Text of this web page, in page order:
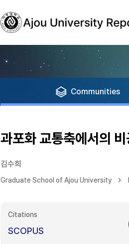
Communities
과포화 교통축에서의
김수희
Graduate School of Ajou University
Citations
SCOPUS